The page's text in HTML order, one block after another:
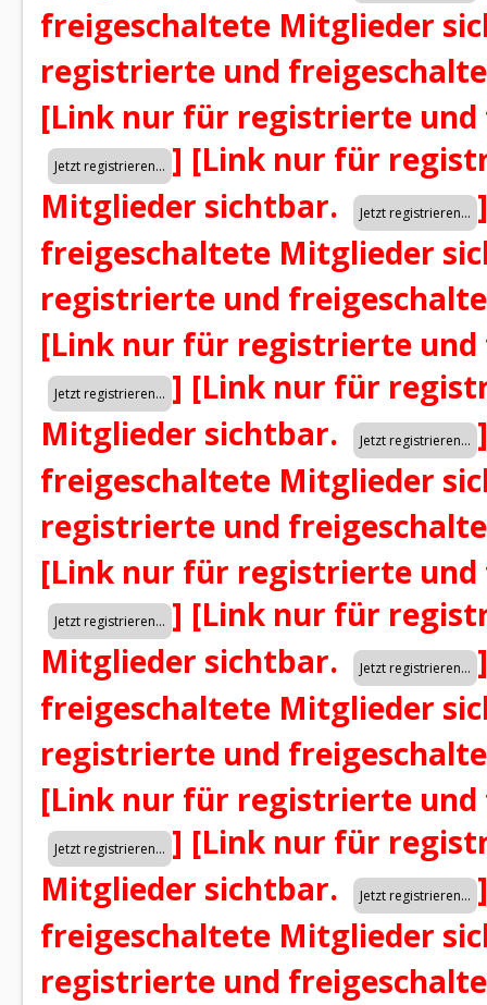
freigeschaltete Mitglieder
registrierte und
[Link nur für registrierte
] [Link nur für
Mitglieder sichtbar.
]
freigeschaltete Mitglieder
registrierte und
[Link nur für registrierte
] [Link nur für
Mitglieder sichtbar.
]
freigeschaltete Mitglieder
registrierte und
[Link nur für registrierte
] [Link nur für
Mitglieder sichtbar.
]
freigeschaltete Mitglieder
registrierte und
[Link nur für registrierte
] [Link nur für
Mitglieder sichtbar.
]
freigeschaltete Mitglieder
registrierte und